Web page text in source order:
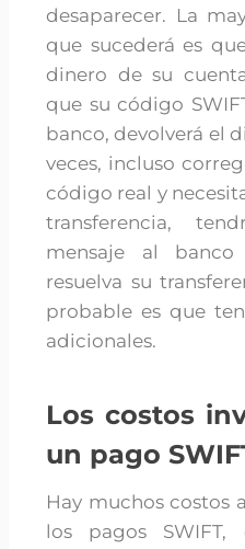
desaparecer. La
que sucederá es
dinero de su
que su código
banco, devolverá el
veces, incluso
código real y
transferencia,
mensaje al
resuelva su
probable es que
adicionales.
Los costos
un pago
Hay muchos costos
los pagos